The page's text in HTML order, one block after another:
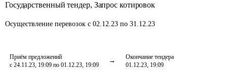
Государственный тендер, Запрос котировок
Осуществление перевозок с 02.12.23 по 31.12.23
Приём предложений
с 24.11.23, 19:09 по 01.12.23, 19:09
Окончание тендера
01.12.23, 19:09